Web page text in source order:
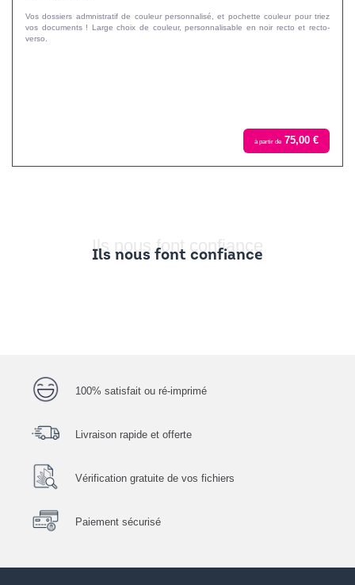
Vos dossiers admnistratif de couleur personnalisé, et pochette couleur pour triez
vos documents ! Large choix de couleur, personnalisable en noir recto et recto-
verso.
à partir de 75,00 €
Ils nous font confiance
Ils nous font confiance
100% satisfait ou ré-imprimé
Livraison rapide et offerte
Vérification gratuite de vos fichiers
Paiement sécurisé